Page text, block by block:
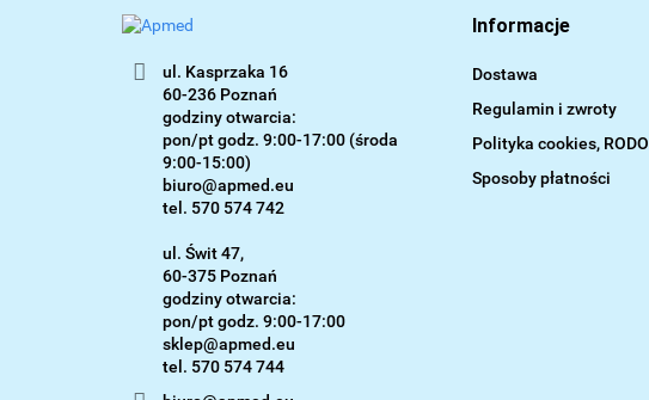
ul. Kasprzaka 16
60-236 Poznań
godziny otwarcia:
pon/pt godz. 9:00-17:00 (środa
9:00-15:00)
biuro@apmed.eu
tel. 570 574 742
ul. Świt 47,
60-375 Poznań
godziny otwarcia:
pon/pt godz. 9:00-17:00
sklep@apmed.eu
tel. 570 574 744
Informacje
Dostawa
Regulamin i zwroty
Polityka cookies, RODO
Sposoby płatności